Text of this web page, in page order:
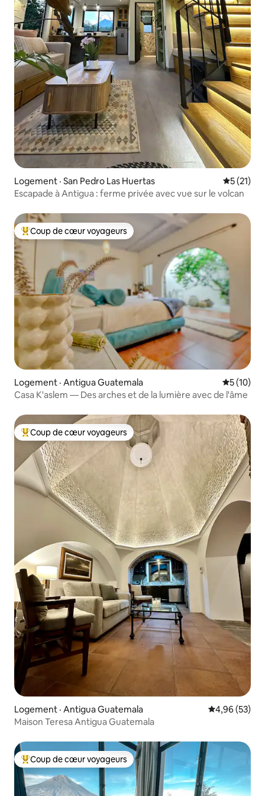
Logement · San Pedro Las Huertas Note
5 (21)
Escapade à Antigua : ferme privée avec vue sur le volcan
Coup de cœur voyageurs parmi les plus aimés
Coup de cœur voyageurs
Logement · Antigua Guatemala Note
5 (10)
Casa K'aslem — Des arches et de la lumière avec de l'âme
Coup de cœur voyageurs parmi les plus aimés
Coup de cœur voyageurs
Logement · Antigua Guatemala Note
4,96 (53)
Maison Teresa Antigua Guatemala
Coup de cœur voyageurs parmi les plus aimés
Coup de cœur voyageurs